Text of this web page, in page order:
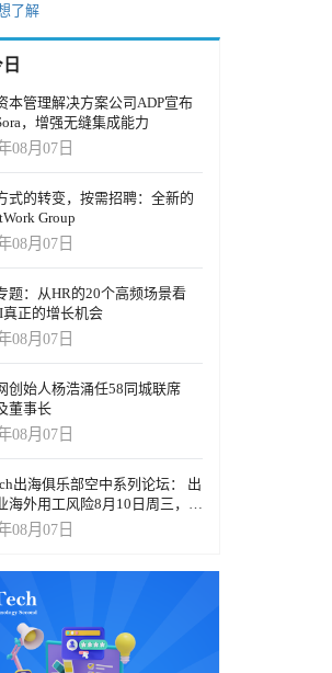
了解
本管理解决方案公司ADP宣布
，增强无缝集成能力
08月07日
式的转变，按需招聘：全新的
Group
08月07日
题：从HR的20个高频场景看
真正的增长机会
08月07日
创始人杨浩涌任58同城联席
董事长
08月07日
出海俱乐部空中系列论坛： 出
海外用工风险8月10日周三，火
中
08月07日